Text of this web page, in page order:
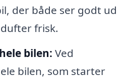
der både ser godt ud
frisk.
bilen: Ved
bilen, som starter